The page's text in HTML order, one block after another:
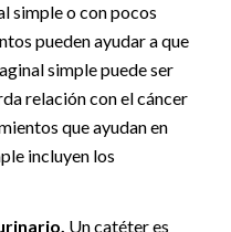
simple o con pocos
pueden ayudar a que
simple puede ser
relación con el cáncer
que ayudan en
incluyen los
Un catéter es